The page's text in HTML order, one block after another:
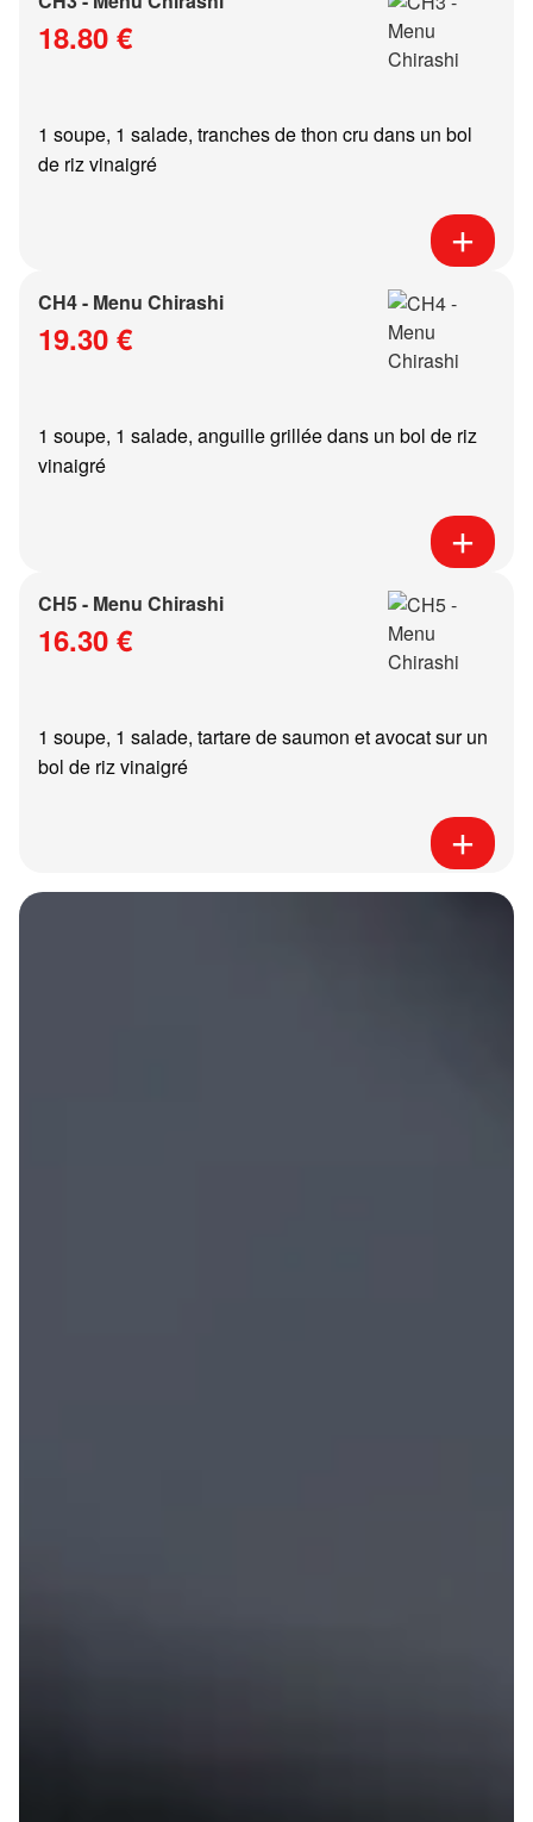
18.80 €
1 soupe, 1 salade, tranches de thon cru dans un bol
de riz vinaigré
CH4 - Menu Chirashi
19.30 €
1 soupe, 1 salade, anguille grillée dans un bol de riz
vinaigré
CH5 - Menu Chirashi
16.30 €
1 soupe, 1 salade, tartare de saumon et avocat sur un
bol de riz vinaigré